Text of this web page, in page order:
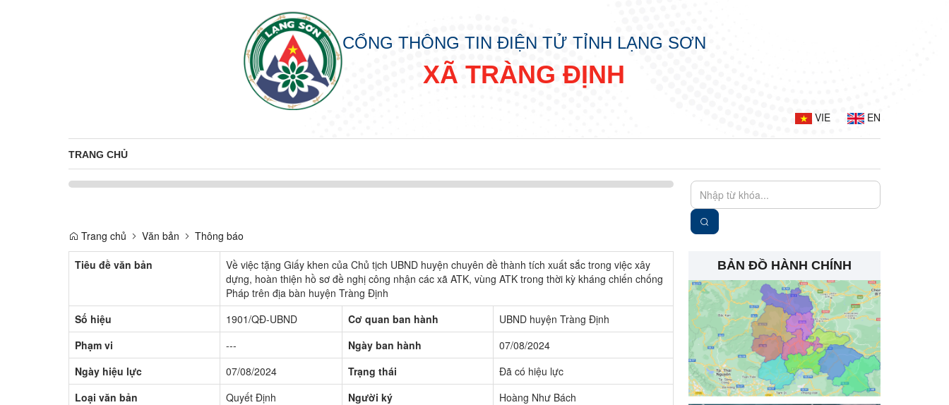
CỔNG THÔNG TIN ĐIỆN TỬ TỈNH LẠNG SƠN
XÃ TRÀNG ĐỊNH
VIE EN
TRANG CHỦ
Trang chủ Văn bản Thông báo
Tiêu đề văn bản
Về việc tặng Giấy khen của Chủ tịch UBND huyện chuyên đề thành tích xuất sắc trong việc xây
dựng, hoàn thiện hồ sơ đề nghị công nhận các xã ATK, vùng ATK trong thời kỳ kháng chiến chống
Pháp trên địa bàn huyện Tràng Định
Số hiệu
1901/QĐ-UBND Cơ quan ban hành
UBND huyện Tràng Định
Phạm vi
--- Ngày ban hành
07/08/2024
Ngày hiệu lực
07/08/2024 Trạng thái
Đã có hiệu lực
Loại văn bản
Quyết Định Người ký
Hoàng Như Bách
BẢN ĐỒ HÀNH CHÍNH